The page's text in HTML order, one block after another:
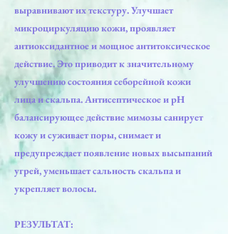
выравнивают их текстуру. Улучшает
микроциркуляцию кожи, проявляет
антиоксидантное и мощное антитоксическое
действие. Это приводит к значительному
улучшению состояния себорейной кожи
лица и скальпа. Антисептическое и рН
балансирующее действие мимозы санирует
кожу и суживает поры, снимает и
предупреждает появление новых высыпаний
угрей, уменьшает сальность скальпа и
укрепляет волосы.
РЕЗУЛЬТАТ: